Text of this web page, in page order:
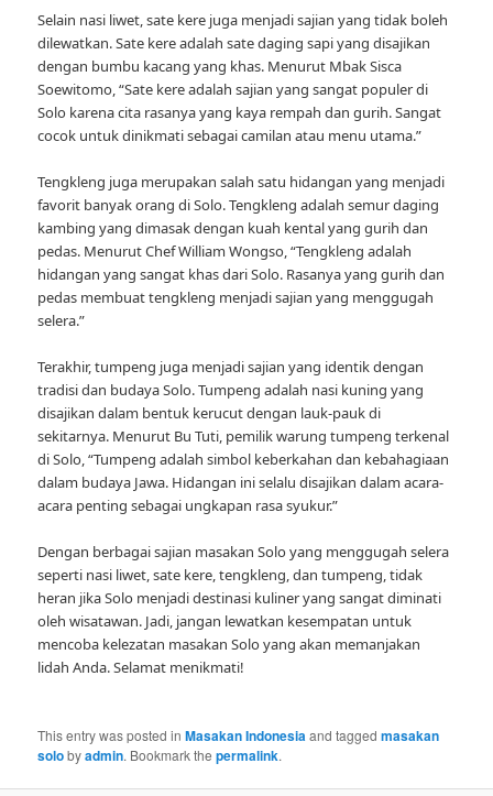
Selain nasi liwet, sate kere juga menjadi sajian yang tidak boleh
dilewatkan. Sate kere adalah sate daging sapi yang disajikan
dengan bumbu kacang yang khas. Menurut Mbak Sisca
Soewitomo, “Sate kere adalah sajian yang sangat populer di
Solo karena cita rasanya yang kaya rempah dan gurih. Sangat
cocok untuk dinikmati sebagai camilan atau menu utama.”
Tengkleng juga merupakan salah satu hidangan yang menjadi
favorit banyak orang di Solo. Tengkleng adalah semur daging
kambing yang dimasak dengan kuah kental yang gurih dan
pedas. Menurut Chef William Wongso, “Tengkleng adalah
hidangan yang sangat khas dari Solo. Rasanya yang gurih dan
pedas membuat tengkleng menjadi sajian yang menggugah
selera.”
Terakhir, tumpeng juga menjadi sajian yang identik dengan
tradisi dan budaya Solo. Tumpeng adalah nasi kuning yang
disajikan dalam bentuk kerucut dengan lauk-pauk di
sekitarnya. Menurut Bu Tuti, pemilik warung tumpeng terkenal
di Solo, “Tumpeng adalah simbol keberkahan dan kebahagiaan
dalam budaya Jawa. Hidangan ini selalu disajikan dalam acara-
acara penting sebagai ungkapan rasa syukur.”
Dengan berbagai sajian masakan Solo yang menggugah selera
seperti nasi liwet, sate kere, tengkleng, dan tumpeng, tidak
heran jika Solo menjadi destinasi kuliner yang sangat diminati
oleh wisatawan. Jadi, jangan lewatkan kesempatan untuk
mencoba kelezatan masakan Solo yang akan memanjakan
lidah Anda. Selamat menikmati!
This entry was posted inMasakan Indonesiaand taggedmasakan
solobyadmin. Bookmark thepermalink.